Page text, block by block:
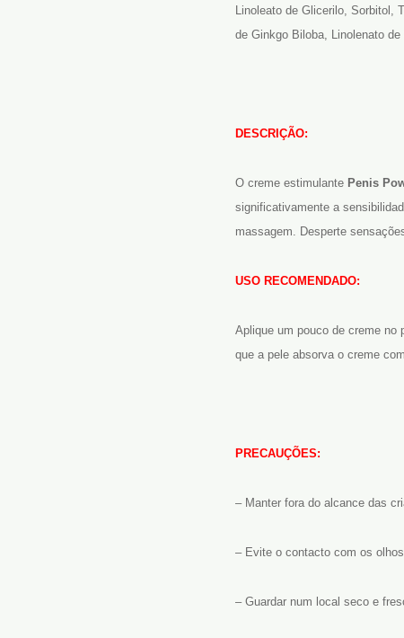
Linoleato de Glicerilo, Sorbitol,
de Ginkgo Biloba, Linolenato
DESCRIÇÃO:
O creme estimulante Penis
significativamente a
massagem. Desperte
USO RECOMENDADO:
Aplique um pouco de creme
que a pele absorva o creme
PRECAUÇÕES:
– Manter fora do alcance das
– Evite o contacto com os
– Guardar num local seco e